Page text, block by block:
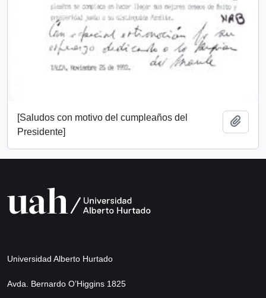
[Saludos con motivo del cumpleaños del
Presidente]
Universidad Alberto Hurtado
Avda. Bernardo O’Higgins 1825